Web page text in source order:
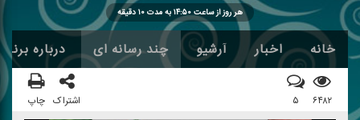
هر روز از ساعت ۱۴:۵۰ به مدت ۱۰ دقیقه
خانه اخبار آرشیو چند رسانه ای درباره
۶۴۸۲ ۵ اشتراک چاپ